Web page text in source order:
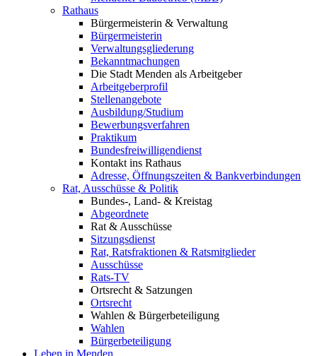
Rathaus
Bürgermeisterin & Verwaltung
Bürgermeisterin
Verwaltungsgliederung
Bekanntmachungen
Die Stadt Menden als Arbeitgeber
Arbeitgeberprofil
Stellenangebote
Ausbildung/Studium
Bewerbungsverfahren
Praktikum
Bundesfreiwilligendienst
Kontakt ins Rathaus
Adresse, Öffnungszeiten & Bankverbindungen
Rat, Ausschüsse & Politik
Bundes-, Land- & Kreistag
Abgeordnete
Rat & Ausschüsse
Sitzungsdienst
Rat, Ratsfraktionen & Ratsmitglieder
Ausschüsse
Rats-TV
Ortsrecht & Satzungen
Ortsrecht
Wahlen & Bürgerbeteiligung
Wahlen
Bürgerbeteiligung
Leben in Menden